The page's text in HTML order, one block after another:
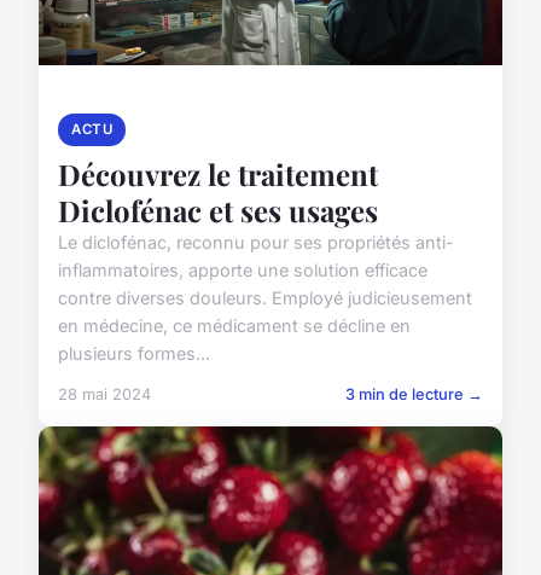
ACTU
Découvrez le traitement
Diclofénac et ses usages
Le diclofénac, reconnu pour ses propriétés anti-
inflammatoires, apporte une solution efficace
contre diverses douleurs. Employé judicieusement
en médecine, ce médicament se décline en
plusieurs formes...
28 mai 2024 3 min de lecture →